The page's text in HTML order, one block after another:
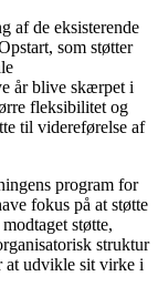
af de eksisterende
som støtter
år blive skærpet i
fleksibilitet og
til videreførelse af
program for
fokus på at støtte
støtte,
struktur
at udvikle sit virke i